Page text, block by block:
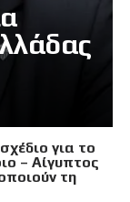
για το
– Αίγυπτος
τη